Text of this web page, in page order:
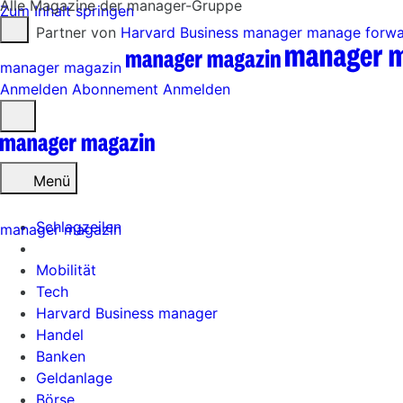
Zum Inhalt springen
Partner von Harvard Business manager manage
manager magazin
Anmelden Abonnement Anmelden
öffnen
Menü
Schlagzeilen
Mobilität
Tech
Harvard Business manager
Handel
Banken
Geldanlage
Börse
Alle Magazine der manager-Gruppe
manager magazin